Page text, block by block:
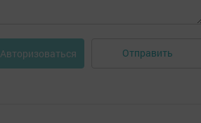
Авторизоваться Отправить